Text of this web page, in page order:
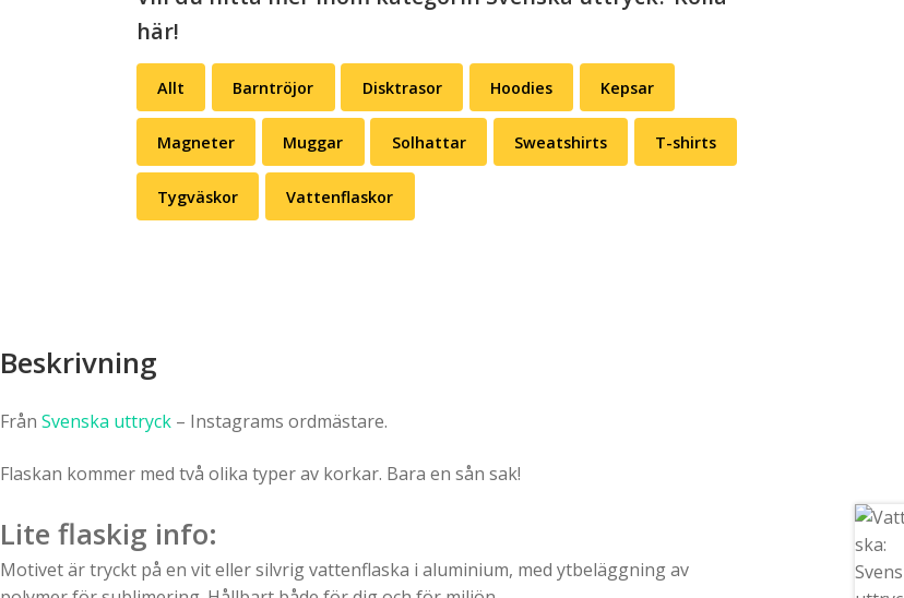
här!
Allt Barntröjor Disktrasor Hoodies Kepsar
Magneter Muggar Solhattar Sweatshirts T-shirts
Tygväskor Vattenflaskor
Beskrivning
Från Svenska uttryck– Instagrams ordmästare.
Flaskan kommer med två olika typer av korkar. Bara en sån sak!
Lite flaskig info:
Motivet är tryckt på en vit eller silvrig vattenflaska i aluminium, med ytbeläggning av